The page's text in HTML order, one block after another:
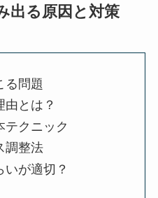
出る原因と対策
る問題
とは？
テクニック
調整法
が適切？